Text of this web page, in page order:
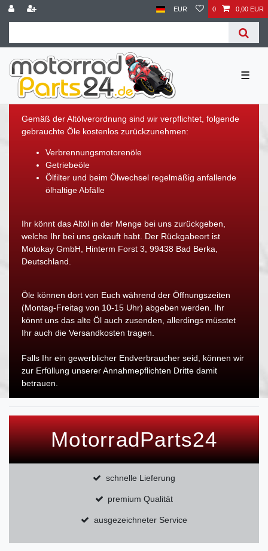
EUR 0 0,00 EUR
☰
Gemäß der Altölverordnung sind wir verpflichtet, folgende
gebrauchte Öle kostenlos zurückzunehmen:
Verbrennungsmotorenöle
Getriebeöle
Ölfilter und beim Ölwechsel regelmäßig anfallende
ölhaltige Abfälle
Ihr könnt das Altöl in der Menge bei uns zurückgeben,
welche Ihr bei uns gekauft habt. Der Rückgabeort ist
Motokay GmbH, Hinterm Forst 3, 99438 Bad Berka,
Deutschland.
Öle können dort von Euch während der Öffnungszeiten
(Montag-Freitag von 10-15 Uhr) abgeben werden. Ihr
könnt uns das alte Öl auch zusenden, allerdings müsstet
Ihr auch die Versandkosten tragen.
Falls Ihr ein gewerblicher Endverbraucher seid, können wir
zur Erfüllung unserer Annahmepflichten Dritte damit
betrauen.
MotorradParts24
schnelle Lieferung
premium Qualität
ausgezeichneter Service